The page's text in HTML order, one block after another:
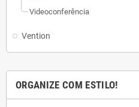
Videoconferência
Vention
ORGANIZE COM ESTILO!